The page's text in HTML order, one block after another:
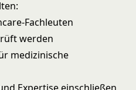
Fachleuten
werden
medizinische